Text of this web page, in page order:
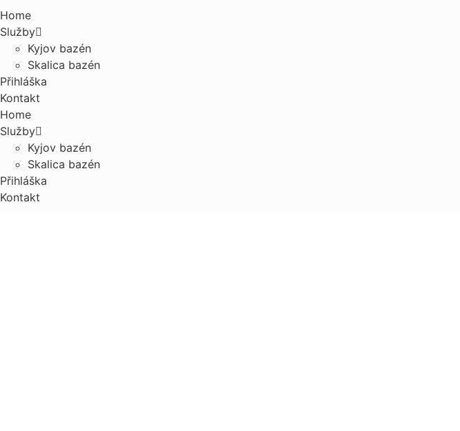
Home
Služby
Kyjov bazén
Skalica bazén
Přihláška
Kontakt
Home
Služby
Kyjov bazén
Skalica bazén
Přihláška
Kontakt